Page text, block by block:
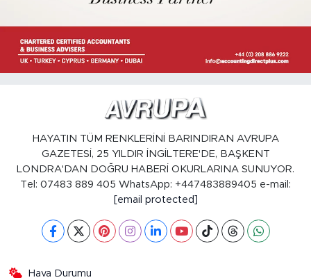
HAYATIN TÜM RENKLERİNİ BARINDIRAN AVRUPA
GAZETESİ, 25 YILDIR İNGİLTERE'DE, BAŞKENT
LONDRA'DAN DOĞRU HABERİ OKURLARINA SUNUYOR.
Tel: 07483 889 405 WhatsApp: +447483889405 e-mail:
[email protected]
Hava Durumu